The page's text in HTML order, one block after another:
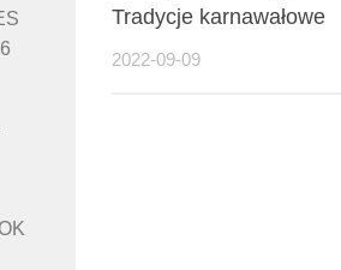
Tradycje karnawałowe
2022-09-09